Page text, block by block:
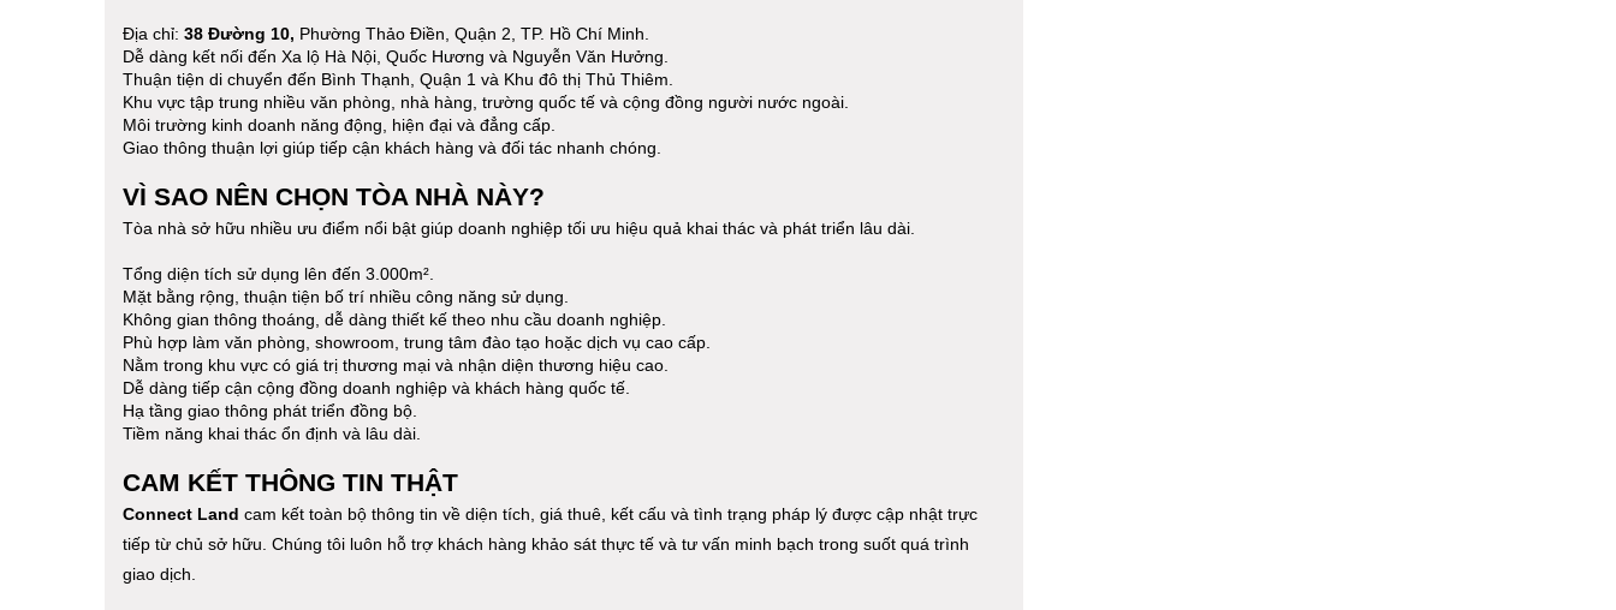
Địa chỉ: 38 Đường 10, Phường Thảo Điền, Quận 2, TP. Hồ Chí Minh.
Dễ dàng kết nối đến Xa lộ Hà Nội, Quốc Hương và Nguyễn Văn Hưởng.
Thuận tiện di chuyển đến Bình Thạnh, Quận 1 và Khu đô thị Thủ Thiêm.
Khu vực tập trung nhiều văn phòng, nhà hàng, trường quốc tế và cộng đồng người nước ngoài.
Môi trường kinh doanh năng động, hiện đại và đẳng cấp.
Giao thông thuận lợi giúp tiếp cận khách hàng và đối tác nhanh chóng.
VÌ SAO NÊN CHỌN TÒA NHÀ NÀY?
Tòa nhà sở hữu nhiều ưu điểm nổi bật giúp doanh nghiệp tối ưu hiệu quả khai thác và phát triển lâu dài.
Tổng diện tích sử dụng lên đến 3.000m².
Mặt bằng rộng, thuận tiện bố trí nhiều công năng sử dụng.
Không gian thông thoáng, dễ dàng thiết kế theo nhu cầu doanh nghiệp.
Phù hợp làm văn phòng, showroom, trung tâm đào tạo hoặc dịch vụ cao cấp.
Nằm trong khu vực có giá trị thương mại và nhận diện thương hiệu cao.
Dễ dàng tiếp cận cộng đồng doanh nghiệp và khách hàng quốc tế.
Hạ tầng giao thông phát triển đồng bộ.
Tiềm năng khai thác ổn định và lâu dài.
CAM KẾT THÔNG TIN THẬT
Connect Land cam kết toàn bộ thông tin về diện tích, giá thuê, kết cấu và tình trạng pháp lý được cập nhật trực
tiếp từ chủ sở hữu. Chúng tôi luôn hỗ trợ khách hàng khảo sát thực tế và tư vấn minh bạch trong suốt quá trình
giao dịch.